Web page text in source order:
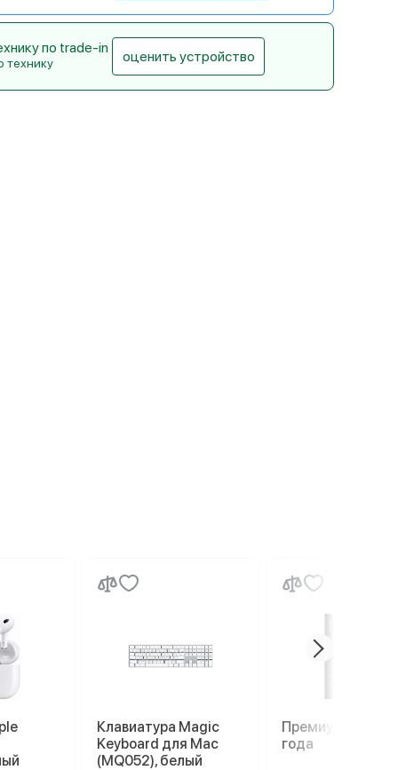
по trade-in
технику оценить устройство
Клавиатура Magic
Keyboard для Mac
(MQ052), белый
Премиум
года